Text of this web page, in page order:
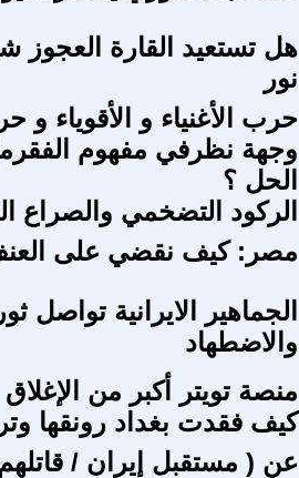
هل تستعيد القارة العجوز
نور
حرب الأغنياء و الأقوياء و
وجهة نظرفي مفهوم
الحل ؟
الركود التضخمي والصراع
مصر: كيف نقضي على
الجماهير الايرانية تواصل
والاضطهاد
منصة تويتر أكبر من
كيف فقدت بغداد رونقها
عن ( مستقبل إيران /